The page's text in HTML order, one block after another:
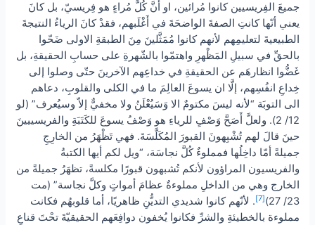
جميعَ الفِريسيين كانوا مُرائين، او أَنَّ كُلَّ مُراءٍ هو فِريسيّ، بل كانَ
يعني أنّها كانتِ الصفةَ الواضحَةَ في أَغْلَبهم، فقدْ كانَ الرياءُ النتيجةَ
الطبيعيةَ لتعليمِهم لأنهم كانوا مُمَثَّلينَ مِنَ الطبقةِ الاولى ضَحّوا
بالحقِّ في سبيلِ المَظْهرِ واهتمّوا بالشّهرةِ على حسابِ الحقيقةِ، بل
غَضُّوا انظارهَم عن الحقيقةِ في خداعِهم الآخرينَ حتّى وصلوا إلى
خِداعِ انفُسِهم، إلَّا ان يسوعَ العالِمَ ما في الكلى والقلوبِ، دعاهم
الى التوبَة “لأنه ليسَ مكتومٌ الا وَسَيُعْلَنُ ولا مخفيٌّ إلاّ وسيُعرف” (لو
12/ 2). ولعلَّ أَصَحَّ وَصْفٍ للرياءِ هو وَصْفُ يسوعَ للكَتَبَةِ والفريسييينَ
حينَ قالَ لهم تُشْبِهونَ القبورَ المُكَلَّسَةَ. فهي تَظْهَرُ من الخارِجِ
جميلةً أمّا داخِلُها فمملوءٌ كُلَّ نجاسَة، “ويل لكم أيها الكتبةُ
والفريسيون المراؤون لأنكم تُشبهون قبورًا مكلسةً، تظهَرُ جميلةً من
الخارج وهي من الداخلِ مملوءةٌ عظامَ أمواتٍ وكلَّ نجاسة” (مت
23/ 27)
[7]
. لأنّهم كانوا شديدي التديُّنِ ظاهريًا، أما قلوبهُم فكانت
مملوءة بالخطيئةِ والشرِّ فكانوا يُخفون دوافِعَهم الحقيقيّةَ تحْتَ قناعِ